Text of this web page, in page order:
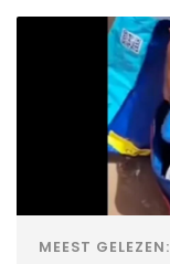
MEEST GELEZEN: